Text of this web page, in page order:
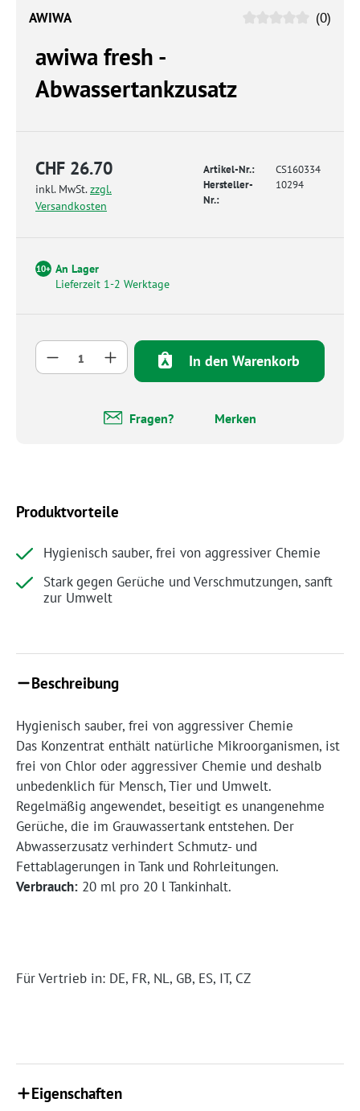
AWIWA (0)
awiwa fresh -
Abwassertankzusatz
CHF 26.70
inkl. MwSt.zzgl.
Versandkosten
Artikel-Nr.:
CS160334
Hersteller-
Nr.:
10294
10+ An Lager
Lieferzeit 1-2 Werktage
Produkt Anzahl: Gib den gewünschten
In den Warenkorb
Fragen? Merken
Produktvorteile
Hygienisch sauber, frei von aggressiver Chemie
Stark gegen Gerüche und Verschmutzungen, sanft
zur Umwelt
Beschreibung
Hygienisch sauber, frei von aggressiver Chemie
Das Konzentrat enthält natürliche Mikroorganismen, ist
frei von Chlor oder aggressiver Chemie und deshalb
unbedenklich für Mensch, Tier und Umwelt.
Regelmäßig angewendet, beseitigt es unangenehme
Gerüche, die im Grauwassertank entstehen. Der
Abwasserzusatz verhindert Schmutz- und
Fettablagerungen in Tank und Rohrleitungen.
Verbrauch: 20 ml pro 20 l Tankinhalt.
Für Vertrieb in: DE, FR, NL, GB, ES, IT, CZ
Eigenschaften